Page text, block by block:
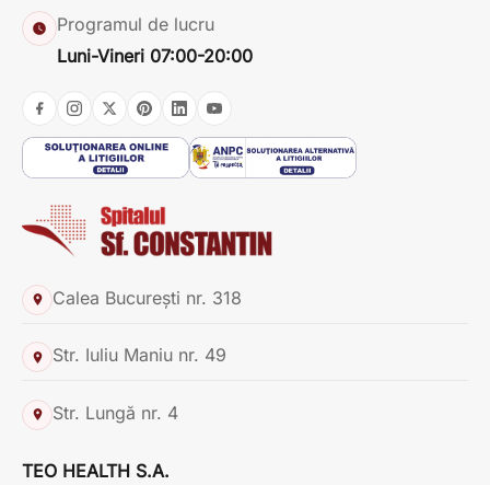
Programul de lucru
Luni-Vineri 07:00-20:00
Calea București nr. 318
Str. Iuliu Maniu nr. 49
Str. Lungă nr. 4
TEO HEALTH S.A.